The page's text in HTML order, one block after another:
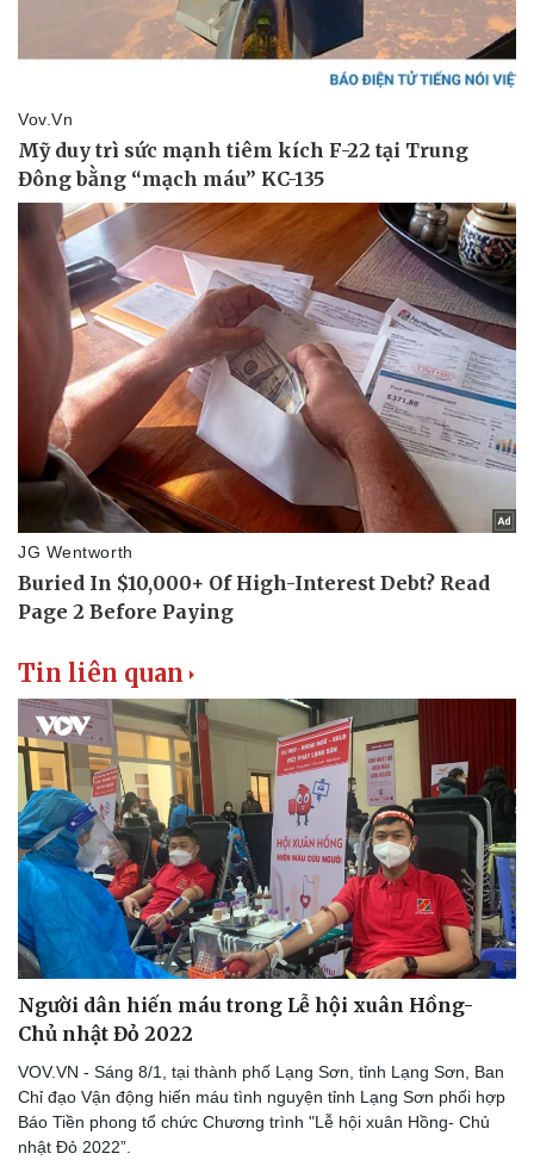
Thể thao
Lịch thi đấu bóng đá
Thế giới thể thao
eSports
Hậu trường
Xe máy
Tư vấn
Tin liên quan
Người dân hiến máu trong Lễ hội xuân Hồng-
Chủ nhật Đỏ 2022
VOV.VN - Sáng 8/1, tại thành phố Lạng Sơn, tỉnh Lạng Sơn, Ban
Chỉ đạo Vận động hiến máu tình nguyện tỉnh Lạng Sơn phối hợp
Báo Tiền phong tổ chức Chương trình "Lễ hội xuân Hồng- Chủ
nhật Đỏ 2022”.